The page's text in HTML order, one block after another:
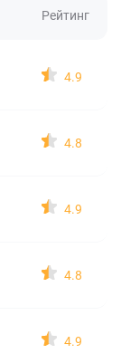
Рейтинг
4.9
4.8
4.9
4.8
4.9